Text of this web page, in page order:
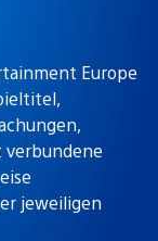
Europe
verbundene
jeweiligen